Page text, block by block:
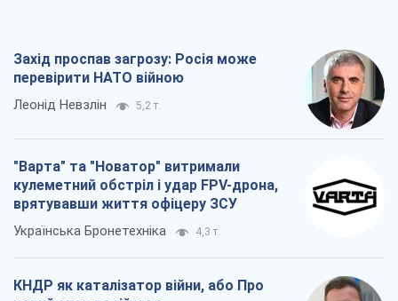
Захід проспав загрозу: Росія може
перевірити НАТО війною
Леонід Невзлін 5,2 т.
"Варта" та "Новатор" витримали
кулеметний обстріл і удар FPV-дрона,
врятувавши життя офіцеру ЗСУ
Українська Бронетехніка 4,3 т.
КНДР як каталізатор війни, або Про